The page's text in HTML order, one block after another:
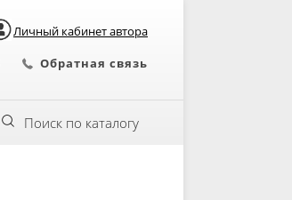
Личный кабинет автора
Обратная связь
Поиск по каталогу